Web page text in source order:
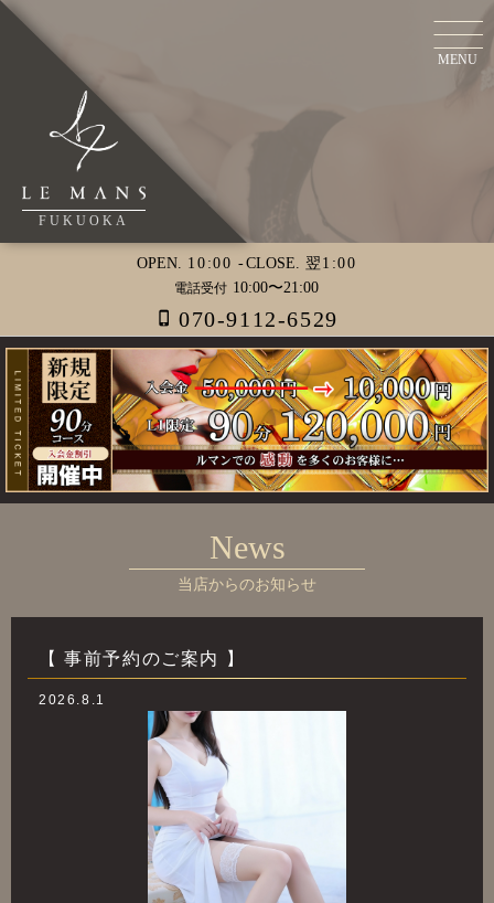
FUKUOKA
MENU
OPEN. 10:00 -CLOSE. 翌1:00
電話受付 10:00〜21:00
phone_iphone 070-9112-6529
News
当店からのお知らせ
【 事前予約のご案内 】
2026.8.1